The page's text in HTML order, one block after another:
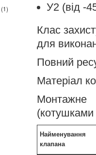
(1)
У2 (від -
Клас
для
Повний
Матеріал
Монтажне
Найменування
клапана